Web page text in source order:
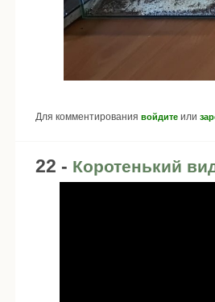
Для комментирования войдите или
22 - Коротенький